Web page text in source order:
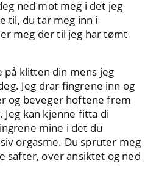
ned mot meg i det jeg
til, du tar meg inn i
meg der til jeg har tømt
på klitten din mens jeg
Jeg drar fingrene inn og
og beveger hoftene frem
kan kjenne fitta di
mine i det du
orgasme. Du spruter meg
safter, over ansiktet og ned